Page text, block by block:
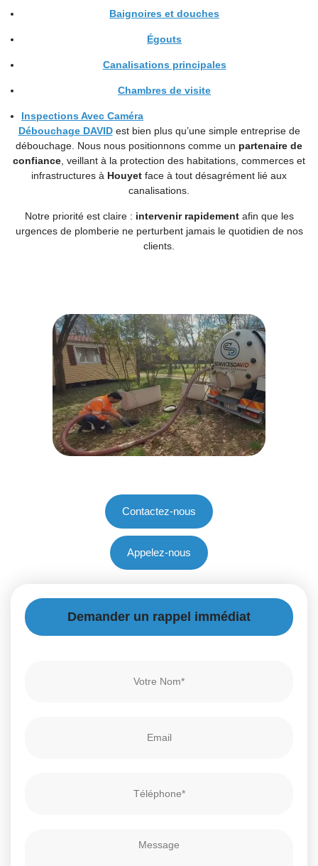
Baignoires et douches
Égouts
Canalisations principales
Chambres de visite
Inspections Avec Caméra
Débouchage DAVIDest bien plus qu’une simple entreprise de
débouchage. Nous nous positionnons comme un partenaire de
confiance, veillant à la protection des habitations, commerces et
infrastructures à Houyet face à tout désagrément lié aux
canalisations.
Notre priorité est claire : intervenir rapidementafin que les
urgences de plomberie ne perturbent jamais le quotidien de nos
clients.
Contactez-nous
Appelez-nous
Demander un rappel immédiat